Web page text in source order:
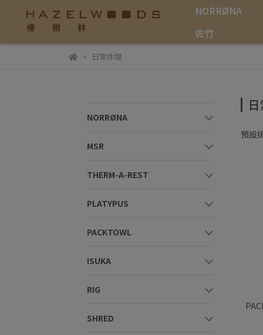
NORRØNA
佐竹
日常休閒
NORRØNA
MSR
THERM-A-REST
PLATYPUS
PACKTOWL
ISUKA
RIG
SHRED
預設